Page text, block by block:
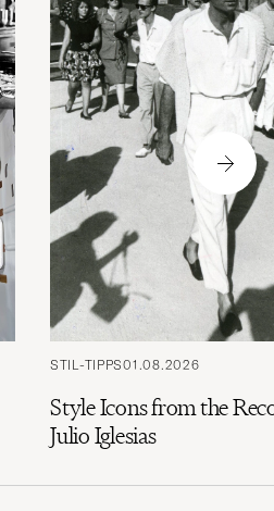
STIL-TIPPS01.08.2026
Style Icons from the
Julio Iglesias